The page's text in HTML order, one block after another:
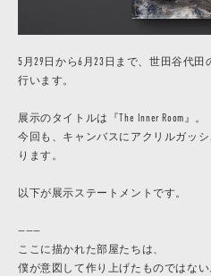
5月29日から6月23日まで、世田谷代田
行います。
展示のタイトルは『The Inner Room』。
今回も、キャンバスにアクリルガッ
ります。
以下が展示ステートメントです。
———
ここに描かれた部屋たちは、
僕が意図して作り上げたものではない